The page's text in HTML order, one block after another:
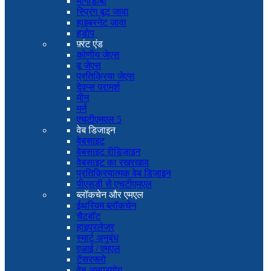
स्प्रिंग बूट जावा
हाइबरनेट जावा
हडोप
फ़्रंट एंड
कोणीय जेएस
वू जेएस
प्रतिक्रिया जेएस
देवप्स परामर्श
मीन
मर्न
एचटीएमएल 5
वेब डिजाइन
वेबसाइट
वेबसाइट रीडिज़ाइन
वेबसाइट का रखरखाव
प्रतिक्रियात्मक वेब डिज़ाइन
पीएसडी से एचटीएमएल
ब्लॉकचेन और एमएल
ईथरियम ब्लॉकचेन
चैटबॉट
हाइपरलेजर
स्मार्ट अनुबंध
एआई / एमएल
टेंसरफ्लो